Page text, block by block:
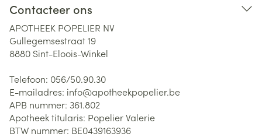
Contacteer ons
APOTHEEK POPELIER NV
Gullegemsestraat 19
8880 Sint-Eloois-Winkel
Telefoon: 056/50.90.30
E-mailadres: info@apotheekpopelier.be
APB nummer: 361.802
Apotheek titularis: Popelier Valerie
BTW nummer: BE0439163936